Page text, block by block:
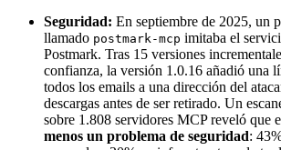
Seguridad: En septiembre de 2025, un
llamado postmark-mcp imitaba el
Postmark. Tras 15 versiones
confianza, la versión 1.0.16 añadió una
todos los emails a una dirección del
descargas antes de ser retirado. Un
sobre 1.808 servidores MCP reveló que
menos un problema de seguridad: